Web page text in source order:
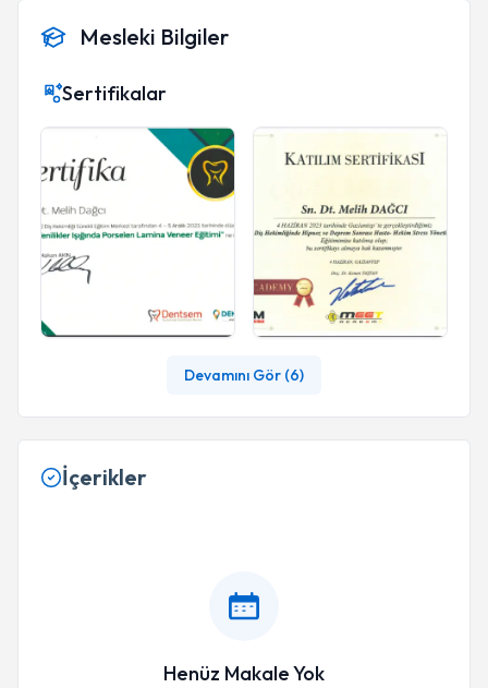
Mesleki Bilgiler
Sertifikalar
Devamını Gör (6)
İçerikler
Henüz Makale Yok